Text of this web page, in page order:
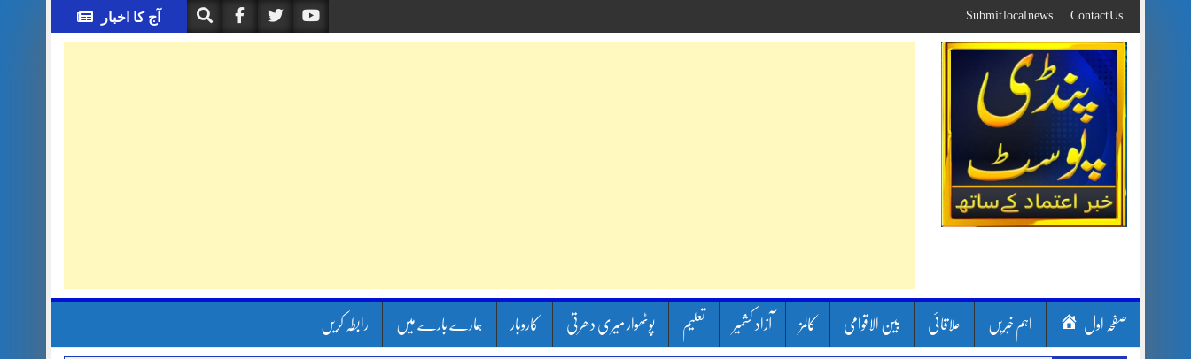
to
content
آج کا اخبار Contact Us
Submit local news
صفحہ اول اہم خبریں علاقائی بین الاقوامی کالمز آزاد کشمیر تعلیم پوٹھوار میری دھرتی کاروبار ہمارے بارے میں رابطہ کریں